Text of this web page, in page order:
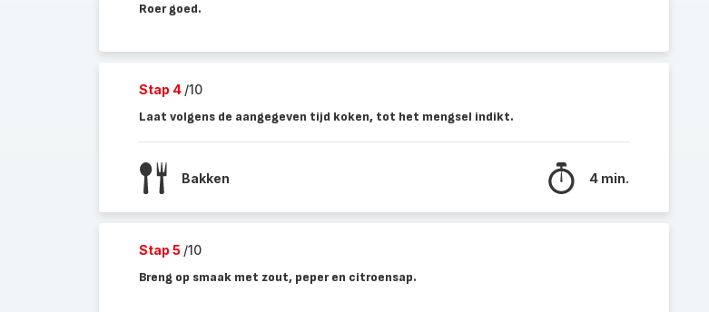
Roer goed.
Stap 4 /10
Laat volgens de aangegeven tijd koken, tot het mengsel indikt.
Bakken 4 min.
Stap 5 /10
Breng op smaak met zout, peper en citroensap.